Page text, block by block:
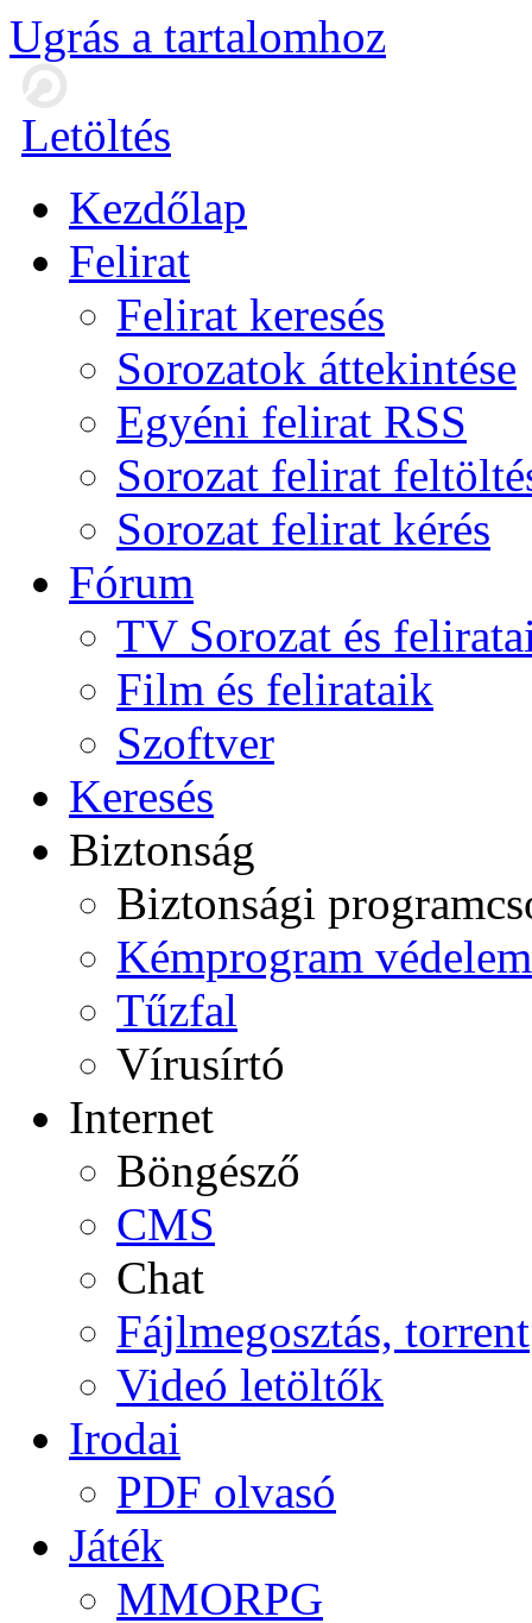
Ugrás a tartalomhoz
Letöltés
Kezdőlap
Felirat
Felirat keresés
Sorozatok áttekintése
Egyéni felirat RSS
Sorozat felirat
Sorozat felirat kérés
Fórum
TV Sorozat és
Film és felirataik
Szoftver
Keresés
Biztonság
Biztonsági
Kémprogram védelem
Tűzfal
Vírusírtó
Internet
Böngésző
CMS
Chat
Fájlmegosztás, torrent
Videó letöltők
Irodai
PDF olvasó
Játék
MMORPG